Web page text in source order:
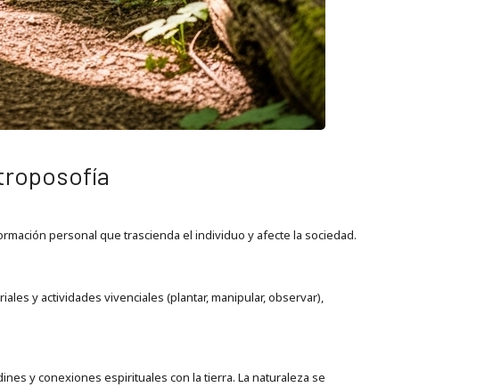
personal que trascienda el individuo y afecte la sociedad.
y actividades vivenciales (plantar, manipular, observar),
y conexiones espirituales con la tierra. La naturaleza se